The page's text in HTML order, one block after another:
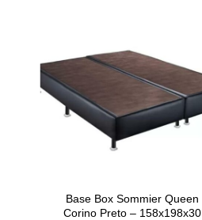
Base Box Sommier Queen
Corino Preto – 158x198x30